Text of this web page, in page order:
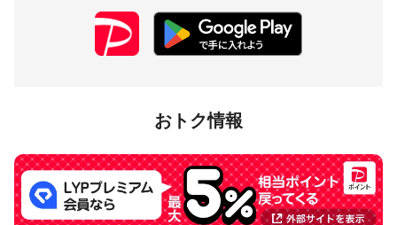
てのPayPayボーナスの付与率は、合計で支払額の66.5％
が上限です（仮にそれぞれ適用すると合計66.5％を超え
る場合は、本キャンペーンによる付与分が縮減されま
れるものであり、2022年4月1日以降は変更予定です。
キャンペーン内容および適用条件を予告なく変更する場
ます。
対象のお支払方法にてお支払いいただいた際に、仮に本
キャンペーンを適用すると、本キャンペーンによるキャ
ンペーン期間中のPayPayボーナスの付与額が合計5,000
おトク情報